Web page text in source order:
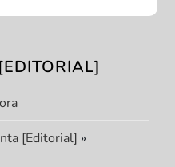
[Editorial] »